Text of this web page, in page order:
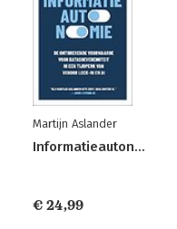
Martijn Aslander
Informatieautonomie
€ 24,99